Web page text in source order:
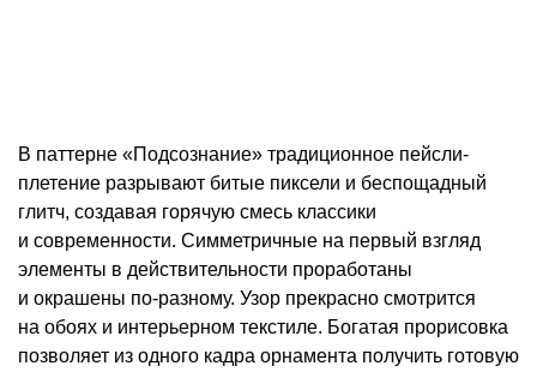
В паттерне «Подсознание» традиционное пейсли-
плетение разрывают битые пиксели и беспощадный
глитч, создавая горячую смесь классики
и современности. Симметричные на первый взгляд
элементы в действительности проработаны
и окрашены по-разному. Узор прекрасно смотрится
на обоях и интерьерном текстиле. Богатая прорисовка
позволяет из одного кадра орнамента получить готовую